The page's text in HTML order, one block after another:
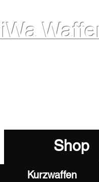
Shop
Kurzwaffen